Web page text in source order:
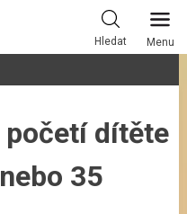
Hledat Menu
dítěte
35